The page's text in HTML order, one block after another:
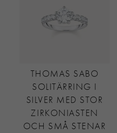
THOMAS SABO
SOLITÄRRING I
SILVER MED STOR
ZIRKONIASTEN
OCH SMÅ STENAR